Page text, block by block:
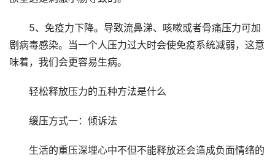
5、免疫力下降。导致流鼻涕、咳嗽或者骨痛压力可加
剧病毒感染。当一个人压力过大时会使免疫系统减弱，这意
味着，我们会更容易生病。
轻松释放压力的五种方法是什么
缓压方式一：倾诉法
生活的重压深埋心中不但不能释放还会造成负面情绪的